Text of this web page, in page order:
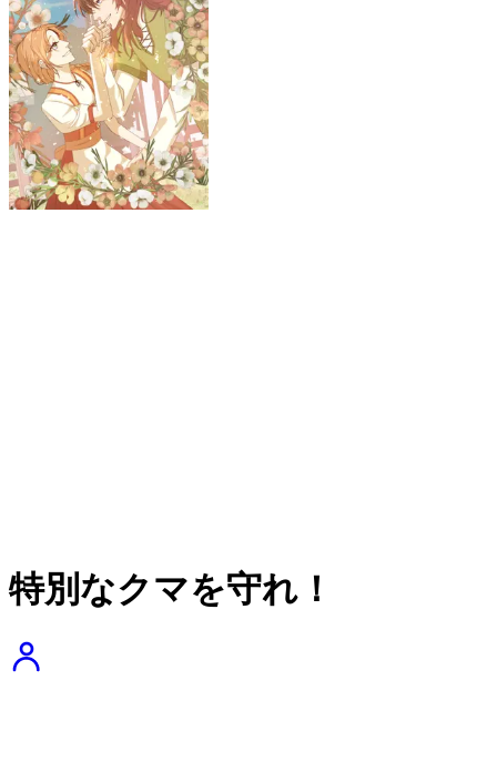
特別なクマを守れ！